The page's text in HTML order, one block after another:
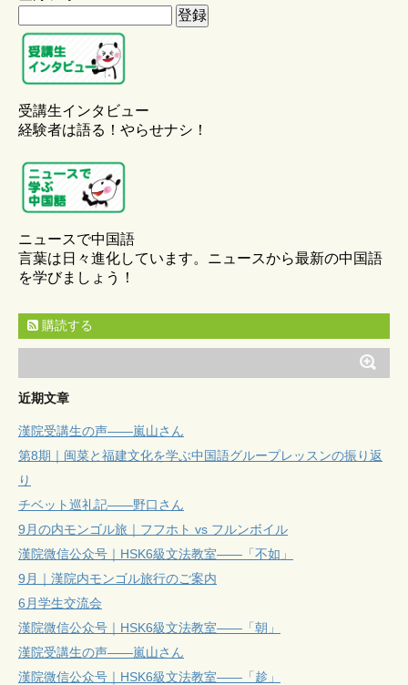
受講生インタビュー
経験者は語る！やらせナシ！
ニュースで中国語
言葉は日々進化しています。ニュースから最新の中国語
を学びましょう！
購読する
近期文章
漢院受講生の声——嵐山さん
第8期｜闽菜と福建文化を学ぶ中国語グループレッスンの振り返
り
チベット巡礼記——野口さん
9月の内モンゴル旅｜フフホト vs フルンボイル
漢院微信公众号｜HSK6級文法教室——「不如」
9月｜漢院内モンゴル旅行のご案内
6月学生交流会
漢院微信公众号｜HSK6級文法教室——「朝」
漢院受講生の声——嵐山さん
漢院微信公众号｜HSK6級文法教室——「趁」